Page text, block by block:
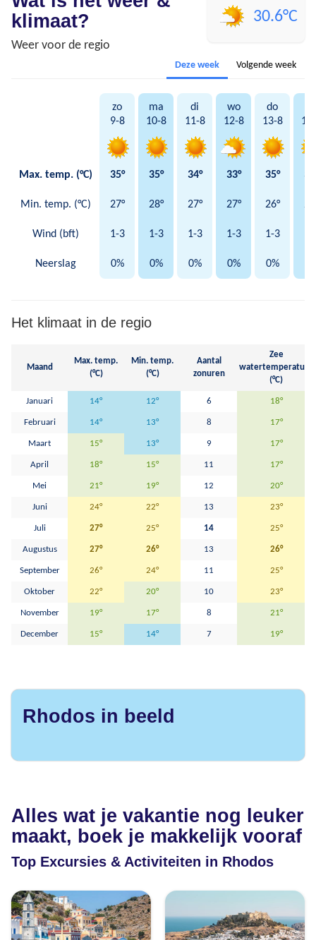
klimaat?
Weer voor de regio
30.6°C
Deze week Volgende week
zo
9-8
ma
10-8
di
11-8
wo
12-8
do
13-8
Max. temp. (°C) 35° 35° 34° 33° 35°
Min. temp. (°C) 27° 28° 27° 27° 26°
Wind (bft) 1-3 1-3 1-3 1-3 1-3
Neerslag 0% 0% 0% 0% 0%
Het klimaat in de regio
Maand
Max. temp.
(°C)
Min. temp.
(°C)
Aantal
zonuren
Zee
watertemperatuur
(°C)
Januari 14° 12° 6 18°
Februari 14° 13° 8 17°
Maart 15° 13° 9 17°
April 18° 15° 11 17°
Mei 21° 19° 12 20°
Juni 24° 22° 13 23°
Juli 27° 25° 14 25°
Augustus 27° 26° 13 26°
September 26° 24° 11 25°
Oktober 22° 20° 10 23°
November 19° 17° 8 21°
December 15° 14° 7 19°
Rhodos in beeld
Alles wat je vakantie nog leuker
maakt, boek je makkelijk vooraf
Top Excursies & Activiteiten in Rhodos